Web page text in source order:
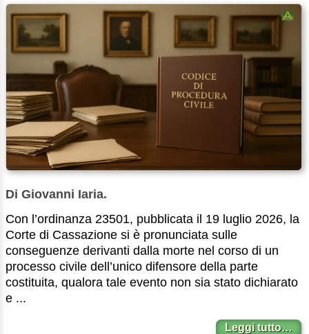
Di Giovanni Iaria.
Con l’ordinanza 23501, pubblicata il 19 luglio 2026, la
Corte di Cassazione si è pronunciata sulle
conseguenze derivanti dalla morte nel corso di un
processo civile dell’unico difensore della parte
costituita, qualora tale evento non sia stato dichiarato
e ...
Leggi tutto…